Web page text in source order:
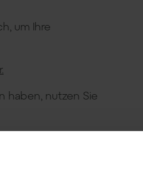
um Ihre
haben, nutzen Sie